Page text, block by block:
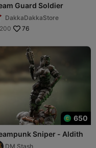
Guard Soldier
DakkaDakkaStore
200 76
650
Sniper - Aldith
DM Stash